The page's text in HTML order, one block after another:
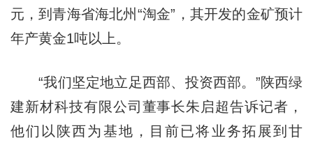
元，到青海省海北州“淘金”，其开发的金矿预计
年产黄金1吨以上。
“我们坚定地立足西部、投资西部。”陕西绿
建新材科技有限公司董事长朱启超告诉记者，
他们以陕西为基地，目前已将业务拓展到甘